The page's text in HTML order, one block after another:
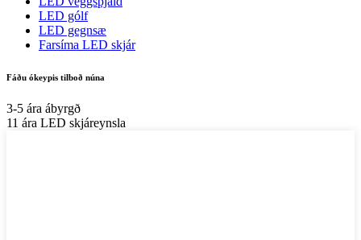
LED gólf
LED gegnsæ
Farsíma LED skjár
Fáðu ókeypis tilboð núna
3-5 ára ábyrgð
11 ára LED skjáreynsla